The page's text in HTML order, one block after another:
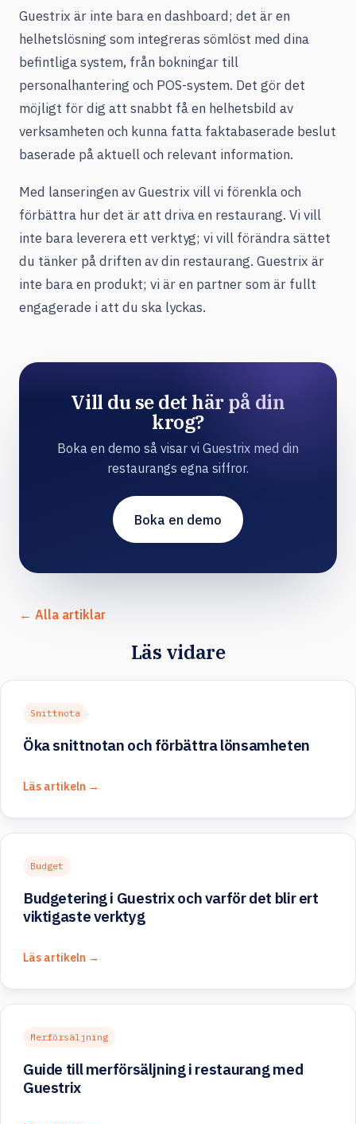
Guestrix är inte bara en dashboard; det är en
helhetslösning som integreras sömlöst med dina
befintliga system, från bokningar till
personalhantering och POS-system. Det gör det
möjligt för dig att snabbt få en helhetsbild av
verksamheten och kunna fatta faktabaserade beslut
baserade på aktuell och relevant information.
Med lanseringen av Guestrix vill vi förenkla och
förbättra hur det är att driva en restaurang. Vi vill
inte bara leverera ett verktyg; vi vill förändra sättet
du tänker på driften av din restaurang. Guestrix är
inte bara en produkt; vi är en partner som är fullt
engagerade i att du ska lyckas.
Vill du se det här på din
krog?
Boka en demo så visar vi Guestrix med din
restaurangs egna siffror.
Boka en demo
← Alla artiklar
Läs vidare
Snittnota
Öka snittnotan och förbättra lönsamheten
Läs artikeln →
Budget
Budgetering i Guestrix och varför det blir ert
viktigaste verktyg
Läs artikeln →
Merförsäljning
Guide till merförsäljning i restaurang med
Guestrix